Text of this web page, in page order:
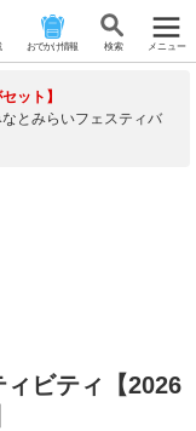
おでかけ情報 検 索 メニュー
ット】
とみらいフェスティバ
ビティ【2026